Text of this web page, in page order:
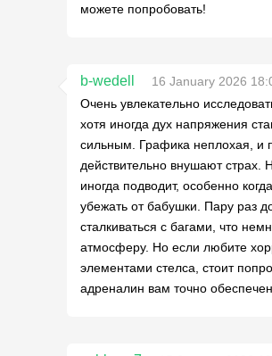
можете попробовать!
b-wedell
16 January 2026
Очень увлекательно
хотя иногда дух напряжения
сильным. Графика неплохая, и
действительно внушают страх.
иногда подводит, особенно
убежать от бабушки. Пару раз
сталкиваться с багами, что
атмосферу. Но если любите
элементами стелса, стоит
адреналин вам точно